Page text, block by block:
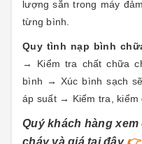
lượng sẵn trong máy
từng bình.
Quy tình nạp bình
→ Kiểm tra chất chữa
bình → Xúc bình sạch
áp suất → Kiểm tra,
Quý khách hàng
cháy và giá tại đây 👉